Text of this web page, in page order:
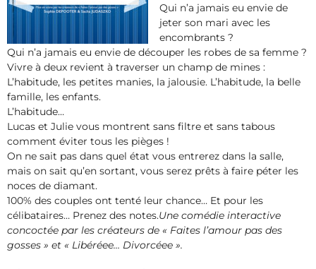
Qui n’a jamais eu envie de
jeter son mari avec les
encombrants ?
Qui n’a jamais eu envie de découper les robes de sa femme ?
Vivre à deux revient à traverser un champ de mines :
L’habitude, les petites manies, la jalousie. L’habitude, la belle
famille, les enfants.
L’habitude…
Lucas et Julie vous montrent sans filtre et sans tabous
comment éviter tous les pièges !
On ne sait pas dans quel état vous entrerez dans la salle,
mais on sait qu’en sortant, vous serez prêts à faire péter les
noces de diamant.
100% des couples ont tenté leur chance… Et pour les
célibataires… Prenez des notes.Une comédie interactive
concoctée par les créateurs de « Faites l’amour pas des
gosses » et « Libéréee… Divorcéee ».